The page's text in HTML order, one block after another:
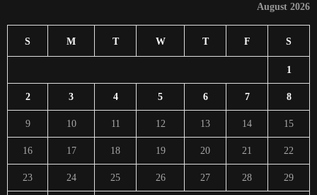
August 2026
S M T W T F S
1
2 3 4 5 6 7 8
9 10 11 12 13 14 15
16 17 18 19 20 21 22
23 24 25 26 27 28 29